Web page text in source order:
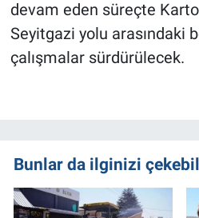
devam eden süreçte
Seyitgazi yolu arasındaki
çalışmalar sürdürülecek.
Bunlar da ilginizi